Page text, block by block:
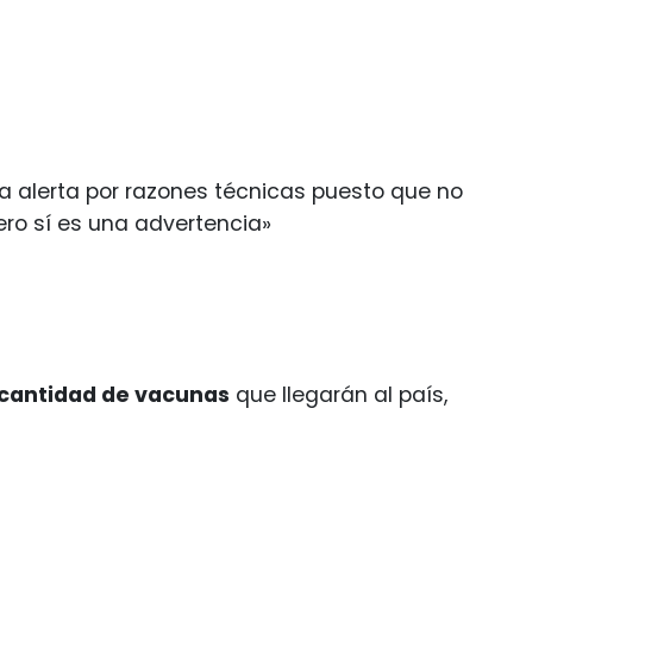
alerta por razones técnicas puesto que no
sí es una advertencia»
de vacunas que llegarán al país,